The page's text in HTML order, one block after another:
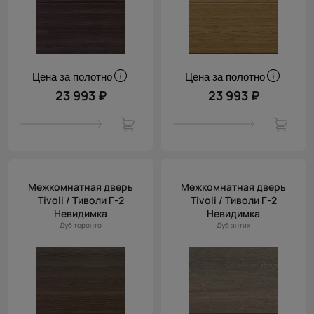
Цена за полотно
23 993 ₽
Цена за полотно
23 993 ₽
Межкомнатная дверь
Tivoli / Тиволи Г-2
Невидимка
Дуб торонто
Межкомнатная дверь
Tivoli / Тиволи Г-2
Невидимка
Дуб антик